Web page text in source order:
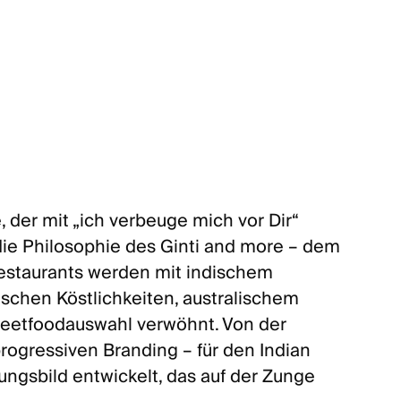
mit „ich verbeuge mich vor Dir“
Philosophie des Ginti and more – dem
werden mit indischem
Köstlichkeiten, australischem
verwöhnt. Von der
Branding – für den Indian
entwickelt, das auf der Zunge